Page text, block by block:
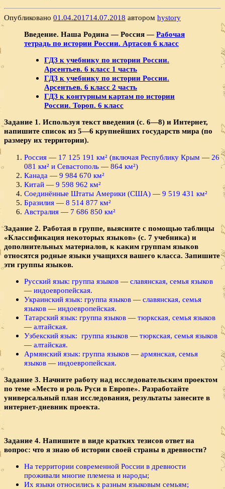
Опубликовано 01.04.201714.07.2018 автором hystory
Введение. Наша Родина — Россия —Рабочая
тетрадь по истории России. Артасов 6 класс
ГДЗ к учебнику по истории России.
Арсентьев. 6 класс 1 часть
ГДЗ к учебнику по истории России.
Арсентьев. 6 класс 2 часть
ГДЗ к контурным картам по истории
России. Тороп. 6 класс
Задание 1. Используя текст введения (с. 6—8) и Интернет,
напишите список из 5—6 крупнейших государств мира (по
размеру их территории).
Россия — 17 125 191 км² (включая Республику Крым — 26
081 км² и Севастополь — 864 км²)
Канада — 9 984 670 км²
Китай — 9 598 962 км²
Соединённые Штаты Америки (США) — 9 519 431 км²
Бразилия — 8 514 877 км²
Австралия — 7 686 850 км²
Задание 2. Работая в группе, выясните с помощью таблицы
«Классификация некоторых языков» (с. 7 учебника) и
дополнительных материалов, к каким группам языков
относятся родные языки учащихся вашего класса. Запишите
эти группы языков.
Русский язык: группа языков — славянская, семья языков
— индоевропейская.
Украинский язык: группа языков — славянская, семья
языков — индоевропейская.
Татарский язык: группа языков — тюркская, семья языков
— алтайская.
Узбекский язык: группа языков — тюркская, семья языков
— алтайская.
Армянский язык: группа языков — армянская, семья
языков — индоевропейская.
Задание 3. Начните работу над исследовательским проектом
по теме «Место и роль Руси в Европе». Разработайте
универсальный план исследования, результаты занесите в
интернет-дневник проекта.
Задание 4. Напишите в виде кратких тезисов ответ на
вопрос: что я знаю об истории своей страны в древности?
На территории современной России в древности
проживали многие племена и народы;
Их языки относились к разным языковым семьям;